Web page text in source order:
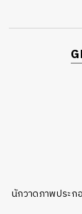
นักวาดภาพประก